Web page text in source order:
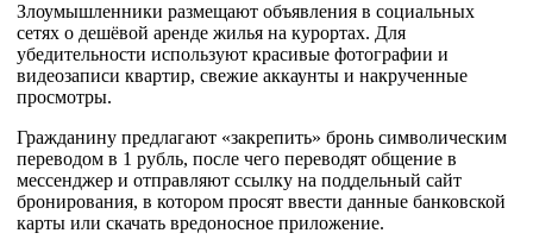
Злоумышленники размещают объявления в социальных
сетях о дешёвой аренде жилья на курортах. Для
убедительности используют красивые фотографии и
видеозаписи квартир, свежие аккаунты и накрученные
просмотры.
Гражданину предлагают «закрепить» бронь символическим
переводом в 1 рубль, после чего переводят общение в
мессенджер и отправляют ссылку на поддельный сайт
бронирования, в котором просят ввести данные банковской
карты или скачать вредоносное приложение.